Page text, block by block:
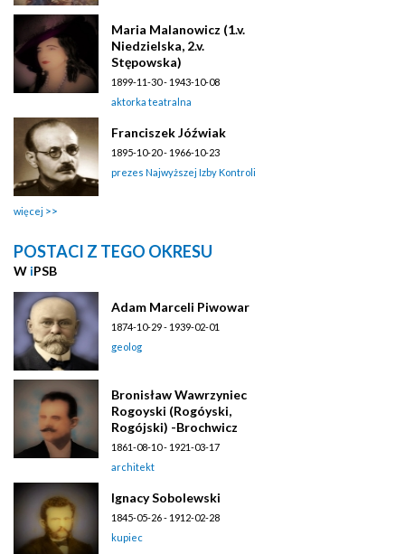
Maria Malanowicz (1.v.
Niedzielska, 2.v.
Stępowska)
1899-11-30 - 1943-10-08
aktorka teatralna
Franciszek Jóźwiak
1895-10-20 - 1966-10-23
prezes Najwyższej Izby Kontroli
więcej
POSTACI Z TEGO OKRESU
W iPSB
Adam Marceli Piwowar
1874-10-29 - 1939-02-01
geolog
Bronisław Wawrzyniec
Rogoyski (Rogóyski,
Rogójski) -Brochwicz
1861-08-10 - 1921-03-17
architekt
Ignacy Sobolewski
1845-05-26 - 1912-02-28
kupiec